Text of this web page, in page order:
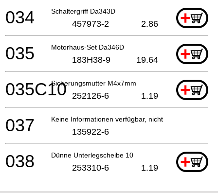
Schaltergriff Da343D +
034 457973-2 2.86
Motorhaus-Set Da346D +
035 183H38-9 19.64
Sicherungsmutter M4x7mm +
035C10 252126-6 1.19
Keine Informationen verfügbar, nicht bestellbar
037 135922-6
Dünne Unterlegscheibe 10 +
038 253310-6 1.19